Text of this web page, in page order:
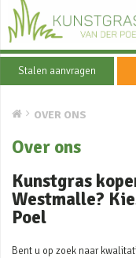
Stalen aanvragen
OVER ONS
Over ons
Kunstgras
Westmalle?
Poel
Bent u op zoek naar